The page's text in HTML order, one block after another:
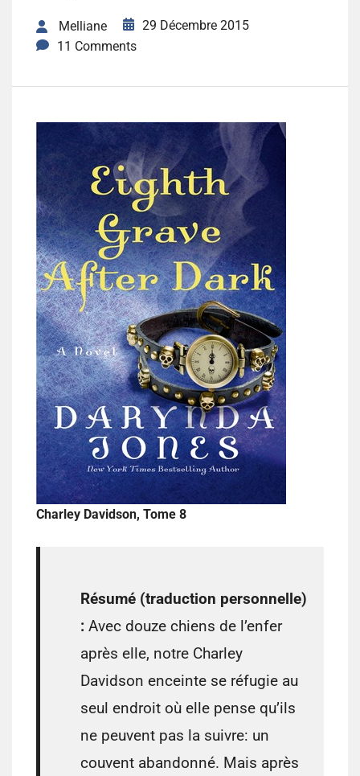
Melliane
29 Décembre 2015
11 Comments
Charley Davidson, Tome 8
Résumé (traduction personnelle)
: Avec douze chiens de l’enfer
après elle, notre Charley
Davidson enceinte se réfugie au
seul endroit où elle pense qu’ils
ne peuvent pas la suivre: un
couvent abandonné. Mais après